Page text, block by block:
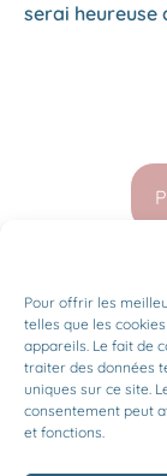
Pour offrir les
telles que les
appareils. Le fait de
traiter des données
uniques sur ce site.
consentement peut
et fonctions.
serai heureuse